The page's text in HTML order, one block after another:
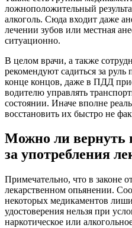
ложноположительный
алкоголь. Сюда входит даже
лечении зубов или местная
ситуационно.
В целом врачи, а также
рекомендуют садиться за
конце концов, даже в ПДД
водителю управлять
состоянии. Иначе вполне
восстановить их быстро не
Можно ли вернуть
за употребления
Примечательно, что в законе
лекарственном опьянении.
некоторых медикаментов
удостоверения нельзя при
наркотическое или